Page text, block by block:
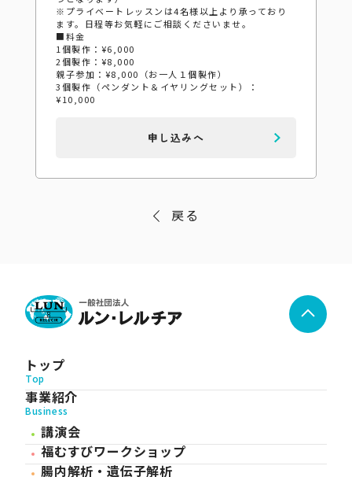
※プライベートレッスンは4名様以上より承っており
ます。日程等お気軽にご相談くださいませ。
■料金
1個製作：¥6,000
2個製作：¥8,000
親子参加：¥8,000（お一人１個製作）
3個製作（ペンダント＆イヤリングセット）：
¥10,000
申し込みへ
戻る
トップ
Top
事業紹介
Business
講演会
福むすびワークショップ
腸内解析・遺伝子解析